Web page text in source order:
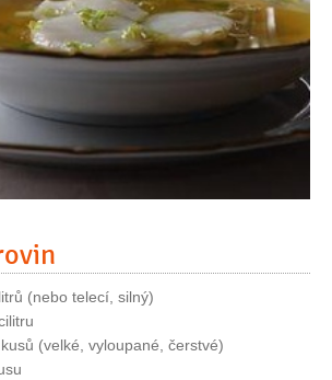
(nebo telecí, silný)
(velké, vyloupané, čerstvé)